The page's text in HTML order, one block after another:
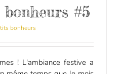
#5
bonheurs
! L'ambiance festive a